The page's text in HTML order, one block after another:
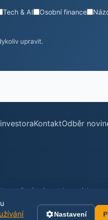
Tech & AI Osobní finance
upravit.
KontaktOdběr
ani poradenství.
Nastavení